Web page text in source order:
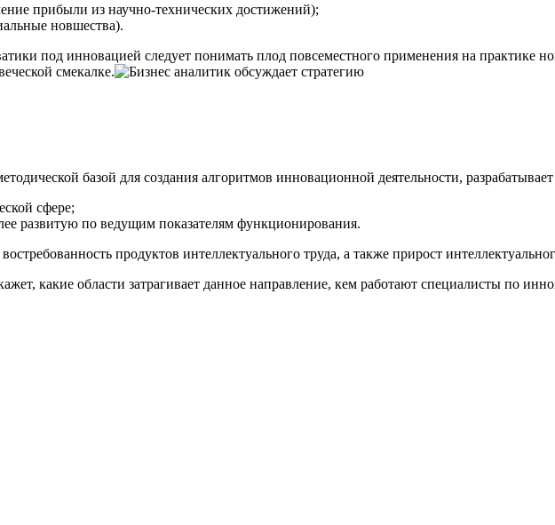
прибыли из научно-технических достижений);
новшества).
под инновацией следует понимать плод повсеместного применения на практике
смекалке.
базой для создания алгоритмов инновационной деятельности,
сфере;
развитую по ведущим показателям функционирования.
продуктов интеллектуального труда, а также прирост
какие области затрагивает данное направление, кем работают специалисты по